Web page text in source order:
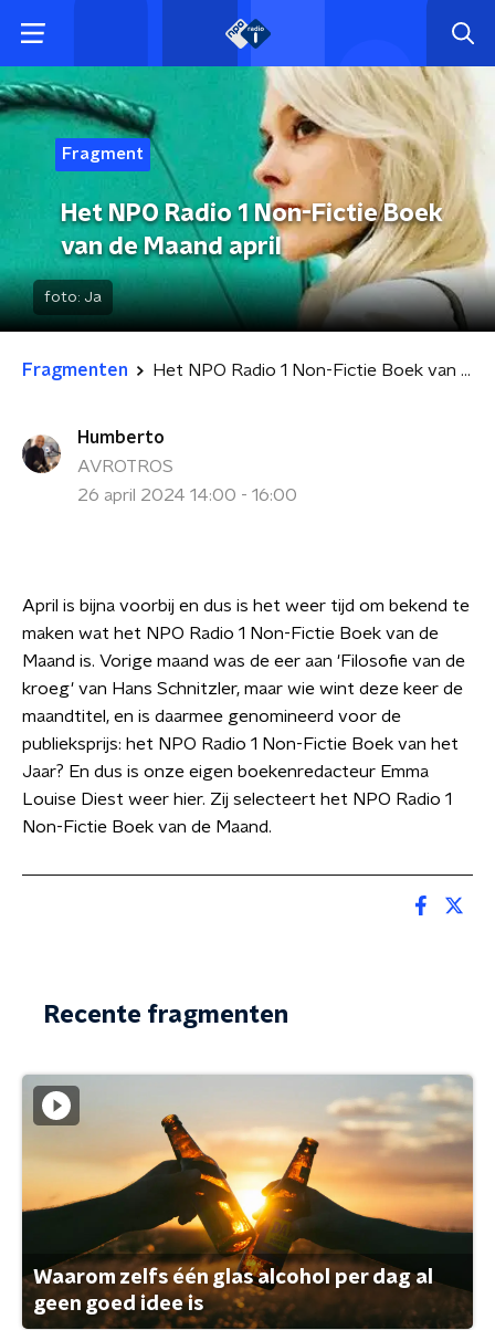
Fragment
Het NPO Radio 1 Non-Fictie Boek
van de Maand april
foto: Ja
Fragmenten Het NPO Radio 1 Non-Fictie Boek van de Maand april
Humberto
AVROTROS
26 april 2024 14:00 - 16:00
April is bijna voorbij en dus is het weer tijd om bekend te
maken wat het NPO Radio 1 Non-Fictie Boek van de
Maand is. Vorige maand was de eer aan 'Filosofie van de
kroeg' van Hans Schnitzler, maar wie wint deze keer de
maandtitel, en is daarmee genomineerd voor de
publieksprijs: het NPO Radio 1 Non-Fictie Boek van het
Jaar? En dus is onze eigen boekenredacteur Emma
Louise Diest weer hier. Zij selecteert het NPO Radio 1
Non-Fictie Boek van de Maand.
Recente fragmenten
Waarom zelfs één glas alcohol per dag al
geen goed idee is